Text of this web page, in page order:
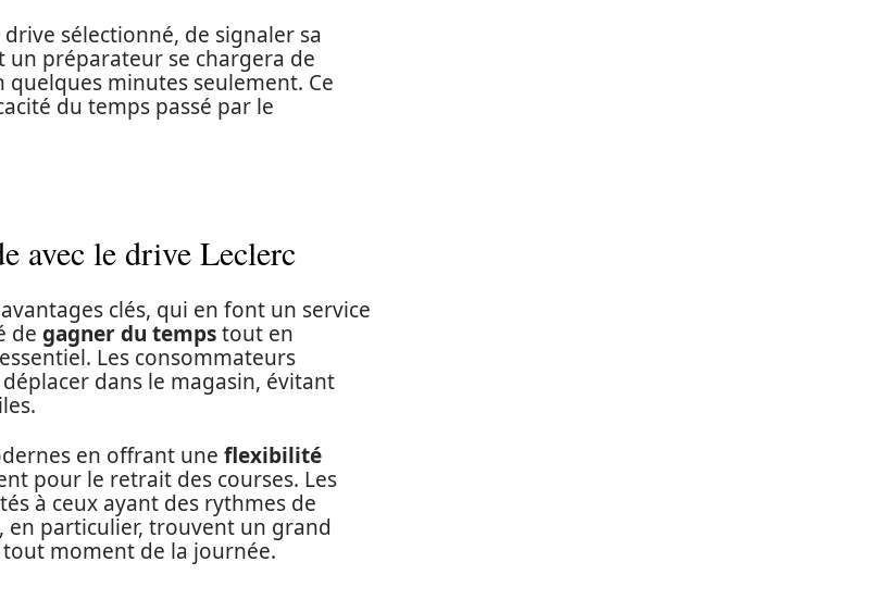
sélectionné, de signaler sa
un préparateur se chargera de
minutes seulement. Ce
du temps passé par le
avec le drive Leclerc
clés, qui en font un service
de gagner du tempstout en
Les consommateurs
dans le magasin, évitant
en offrant une flexibilité
pour le retrait des courses. Les
à ceux ayant des rythmes de
en particulier, trouvent un grand
moment de la journée.